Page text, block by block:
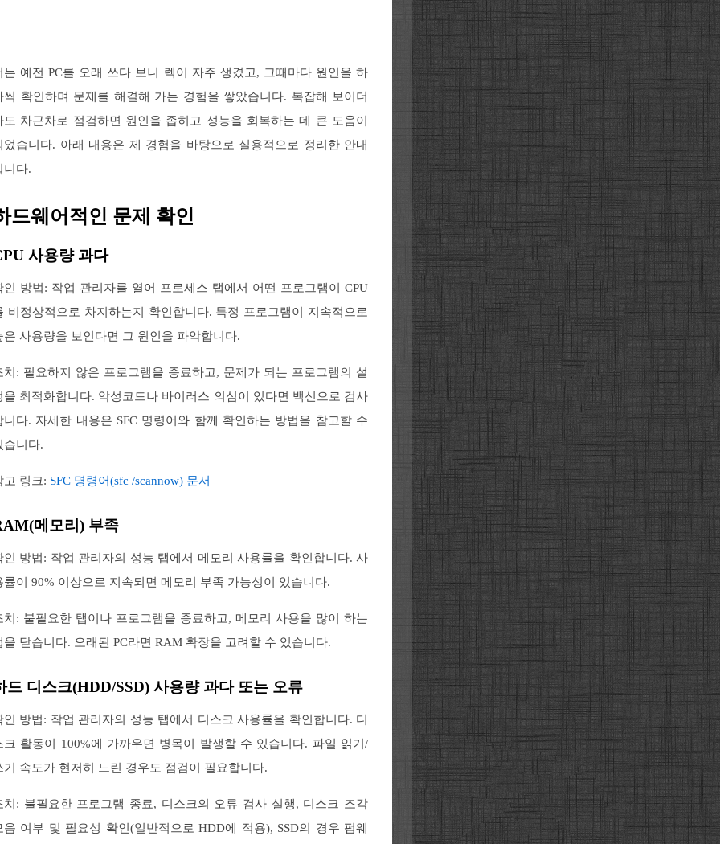
는 예전 PC를 오래 쓰다 보니 렉이 자주 생겼고, 그때마다 원인을 하
씩 확인하며 문제를 해결해 가는 경험을 쌓았습니다. 복잡해 보이더
도 차근차로 점검하면 원인을 좁히고 성능을 회복하는 데 큰 도움이
었습니다. 아래 내용은 제 경험을 바탕으로 실용적으로 정리한 안내
니다.
드웨어적인 문제 확인
사용량 과다
인 방법: 작업 관리자를 열어 프로세스 탭에서 어떤 프로그램이 CPU
비정상적으로 차지하는지 확인합니다. 특정 프로그램이 지속적으로
은 사용량을 보인다면 그 원인을 파악합니다.
치: 필요하지 않은 프로그램을 종료하고, 문제가 되는 프로그램의 설
을 최적화합니다. 악성코드나 바이러스 의심이 있다면 백신으로 검사
니다. 자세한 내용은 SFC 명령어와 함께 확인하는 방법을 참고할 수
습니다.
고 링크: SFC 명령어(sfc /scannow) 문서
메모리) 부족
인 방법: 작업 관리자의 성능 탭에서 메모리 사용률을 확인합니다. 사
률이 90% 이상으로 지속되면 메모리 부족 가능성이 있습니다.
치: 불필요한 탭이나 프로그램을 종료하고, 메모리 사용을 많이 하는
을 닫습니다. 오래된 PC라면 RAM 확장을 고려할 수 있습니다.
드 디스크(HDD/SSD) 사용량 과다 또는 오류
인 방법: 작업 관리자의 성능 탭에서 디스크 사용률을 확인합니다. 디
크 활동이 100%에 가까우면 병목이 발생할 수 있습니다. 파일 읽기/
기 속도가 현저히 느린 경우도 점검이 필요합니다.
치: 불필요한 프로그램 종료, 디스크의 오류 검사 실행, 디스크 조각
음 여부 및 필요성 확인(일반적으로 HDD에 적용), SSD의 경우 펌웨